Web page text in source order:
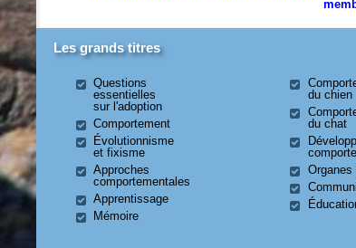
Les grands titres
Questions
essentielles
sur l'adoption
Comportement
Évolutionnisme
et fixisme
Approches
comportementales
Apprentissage
Mémoire
du chien
du chat
Organes